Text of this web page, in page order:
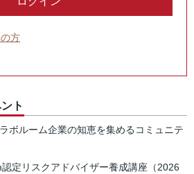
方
ト
ボルーム企業の知恵を集めるコミュニテ
定リスクアドバイザー養成講座（2026